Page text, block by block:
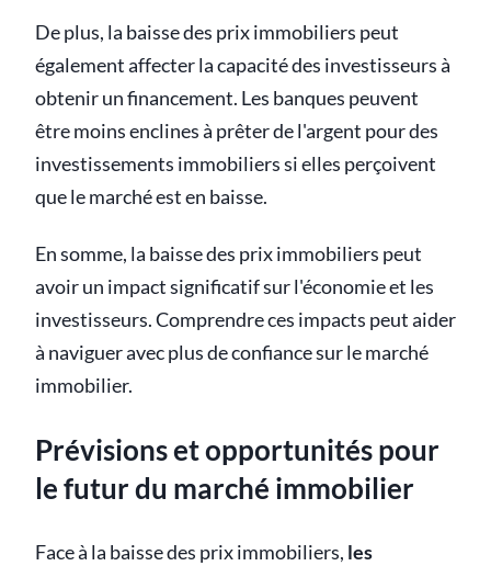
De plus, la baisse des prix immobiliers peut
également affecter la capacité des investisseurs à
obtenir un financement. Les banques peuvent
être moins enclines à prêter de l'argent pour des
investissements immobiliers si elles perçoivent
que le marché est en baisse.
En somme, la baisse des prix immobiliers peut
avoir un impact significatif sur l'économie et les
investisseurs. Comprendre ces impacts peut aider
à naviguer avec plus de confiance sur le marché
immobilier.
Prévisions et opportunités pour
le futur du marché immobilier
Face à la baisse des prix immobiliers, les